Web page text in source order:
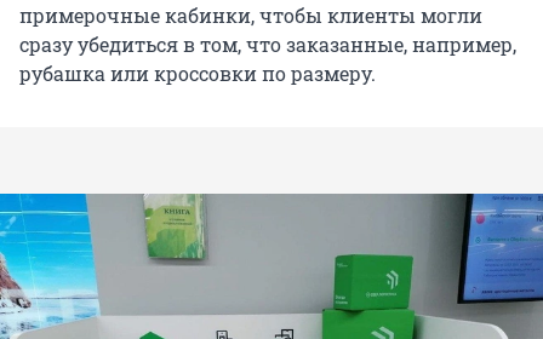
примерочные кабинки, чтобы клиенты могли
сразу убедиться в том, что заказанные, например,
рубашка или кроссовки по размеру.